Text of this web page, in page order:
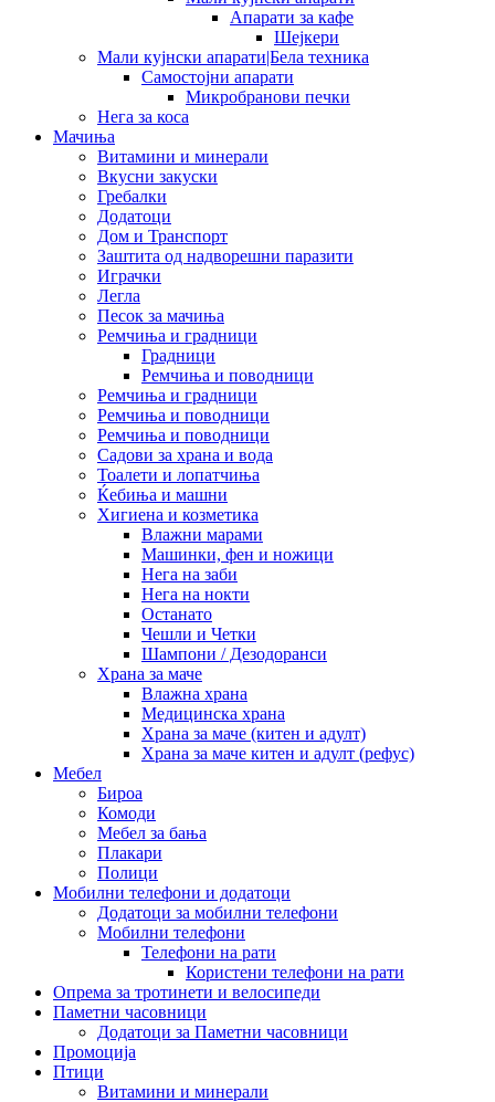
Апарати за кафе
Шејкери
Мали кујнски апарати|Бела техника
Самостојни апарати
Микробранови печки
Нега за коса
Мачиња
Витамини и минерали
Вкусни закуски
Гребалки
Додатоци
Дом и Транспорт
Заштита од надворешни паразити
Играчки
Легла
Песок за мачиња
Ремчиња и градници
Градници
Ремчиња и поводници
Ремчиња и градници
Ремчиња и поводници
Ремчиња и поводници
Садови за храна и вода
Тоалети и лопатчиња
Ќебиња и машни
Хигиена и козметика
Влажни марами
Машинки, фен и ножици
Нега на заби
Нега на нокти
Останато
Чешли и Четки
Шампони / Дезодоранси
Храна за маче
Влажна храна
Медицинска храна
Храна за маче (китен и адулт)
Храна за маче китен и адулт (рефус)
Мебел
Бироа
Комоди
Мебел за бања
Плакари
Полици
Мобилни телефони и додатоци
Додатоци за мобилни телефони
Мобилни телефони
Телефони на рати
Користени телефони на рати
Опрема за тротинети и велосипеди
Паметни часовници
Додатоци за Паметни часовници
Промоција
Птици
Витамини и минерали